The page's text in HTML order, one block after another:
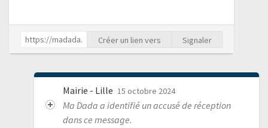
Créer un lien vers Signaler
Mairie - Lille 15 octobre 2024
Ma Dada a identifié un accusé de réception
dans ce message.